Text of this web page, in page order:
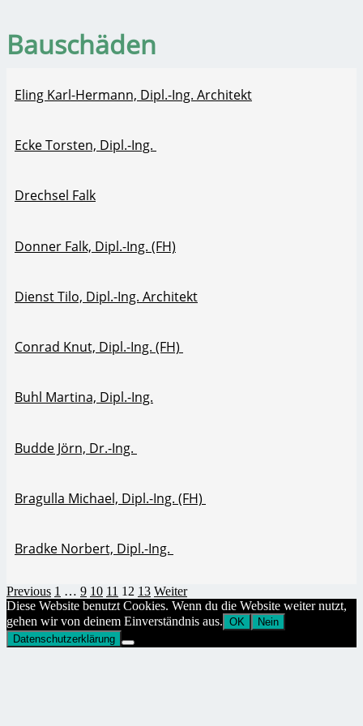
Bauschäden
Eling Karl-Hermann, Dipl.-Ing. Architekt
Ecke Torsten, Dipl.-Ing.
Drechsel Falk
Donner Falk, Dipl.-Ing. (FH)
Dienst Tilo, Dipl.-Ing. Architekt
Conrad Knut, Dipl.-Ing. (FH)
Buhl Martina, Dipl.-Ing.
Budde Jörn, Dr.-Ing.
Bragulla Michael, Dipl.-Ing. (FH)
Bradke Norbert, Dipl.-Ing.
Previous 1 … 9 10 11 12 13 Weiter
Diese Website benutzt Cookies. Wenn du die Website weiter nutzt,
gehen wir von deinem Einverständnis aus. OK
Nein
Datenschutzerklärung